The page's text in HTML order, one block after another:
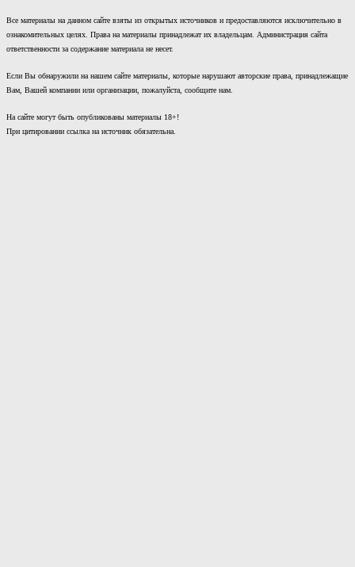
Все материалы на данном сайте взяты из открытых источников и предоставляются исключительно в
ознакомительных целях. Права на материалы принадлежат их владельцам. Администрация сайта
ответственности за содержание материала не несет.
Если Вы обнаружили на нашем сайте материалы, которые нарушают авторские права, принадлежащие
Вам, Вашей компании или организации, пожалуйста, сообщите нам.
На сайте могут быть опубликованы материалы 18+!
При цитировании ссылка на источник обязательна.